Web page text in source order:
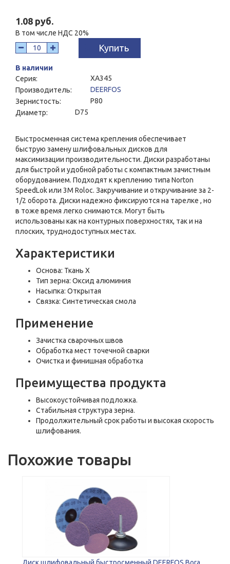
1.08 руб.
В том числе НДС 20%
Купить
В наличии
Серия:
XA345
Производитель:
DEERFOS
Зернистость:
P80
Диаметр:
D75
Быстросменная система крепления обеспечивает
быструю замену шлифовальных дисков для
максимизации производительности. Диски разработаны
для быстрой и удобной работы с компактным зачистным
оборудованием. Подходят к креплению типа Norton
SpeedLok или 3M Roloc. Закручивание и откручивание за 2-
1/2 оборота. Диски надежно фиксируются на тарелке , но
в тоже время легко снимаются. Могут быть
использованы как на контурных поверхностях, так и на
плоских, труднодоступных местах.
Характеристики
Основа: Ткань Х
Тип зерна: Оксид алюминия
Насыпка: Открытая
Связка: Синтетическая смола
Применение
Зачистка сварочных швов
Обработка мест точечной сварки
Очистка и финишная обработка
Преимущества продукта
Высокоустойчивая подложка.
Стабильная структура зерна.
Продолжительный срок работы и высокая скорость
шлифования.
Похожие товары